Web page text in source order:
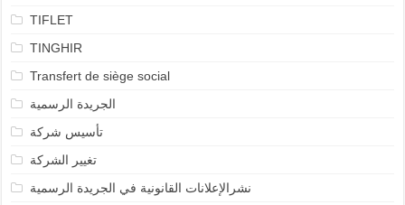
TIFLET
TINGHIR
Transfert de siège social
الجريدة الرسمية
تأسيس شركة
تغيير الشركة
نشرالإعلانات القانونية في الجريدة الرسمية